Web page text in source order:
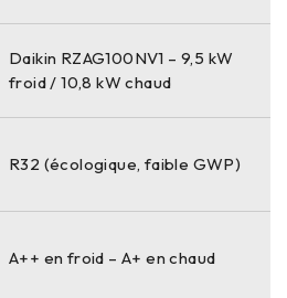
Daikin RZAG100NV1 – 9,5 kW
froid / 10,8 kW chaud
R32 (écologique, faible GWP)
A++ en froid – A+ en chaud